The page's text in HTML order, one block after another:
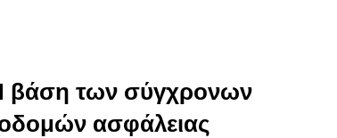
βάση των σύγχρονων
ασφάλειας